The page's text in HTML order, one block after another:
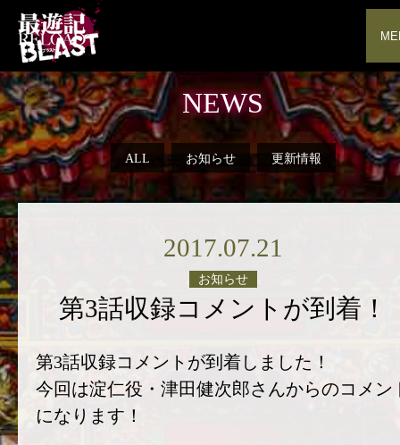
NEWS
ALL お知らせ 更新情報
2017.07.21
お知らせ
第3話収録コメントが到着！
第3話収録コメントが到着しました！
今回は淀仁役・津田健次郎さんからのコメン
になります！